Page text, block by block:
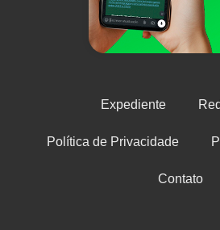
Expediente
Política de Privacidade
Contato